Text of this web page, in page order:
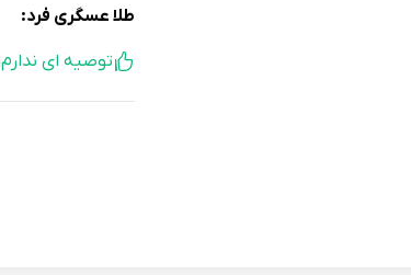
طلا عسگری فرد:
توصیه ای ندارم